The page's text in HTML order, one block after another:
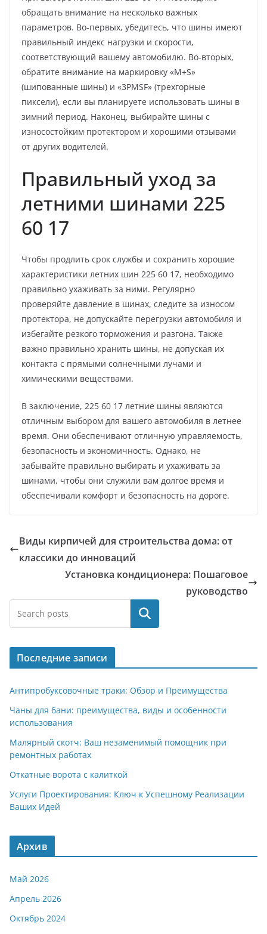
обращать внимание на несколько важных
параметров. Во-первых, убедитесь, что шины имеют
правильный индекс нагрузки и скорости,
соответствующий вашему автомобилю. Во-вторых,
обратите внимание на маркировку «M+S»
(шипованные шины) и «3PMSF» (трехгорные
пиксели), если вы планируете использовать шины в
зимний период. Наконец, выбирайте шины с
износостойким протектором и хорошими отзывами
от других водителей.
Правильный уход за
летними шинами 225
60 17
Чтобы продлить срок службы и сохранить хорошие
характеристики летних шин 225 60 17, необходимо
правильно ухаживать за ними. Регулярно
проверяйте давление в шинах, следите за износом
протектора, не допускайте перегрузки автомобиля и
избегайте резкого торможения и разгона. Также
важно правильно хранить шины, не допуская их
контакта с прямыми солнечными лучами и
химическими веществами.
В заключение, 225 60 17 летние шины являются
отличным выбором для вашего автомобиля в летнее
время. Они обеспечивают отличную управляемость,
безопасность и экономичность. Однако, не
забывайте правильно выбирать и ухаживать за
шинами, чтобы они служили вам долгое время и
обеспечивали комфорт и безопасность на дороге.
Виды кирпичей для строительства дома: от
классики до инноваций
Установка кондиционера: Пошаговое
руководство
Поиск
Последние записи
Антипробуксовочные траки: Обзор и Преимущества
Чаны для бани: преимущества, виды и особенности
использования
Малярный скотч: Ваш незаменимый помощник при
ремонтных работах
Откатные ворота с калиткой
Услуги Проектирования: Ключ к Успешному Реализации
Ваших Идей
Архив
Май 2026
Апрель 2026
Октябрь 2024